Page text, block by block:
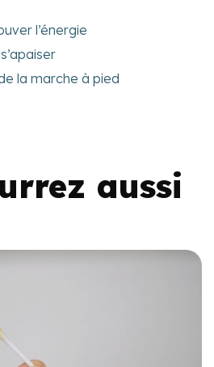
l’énergie
la marche à pied
aussi